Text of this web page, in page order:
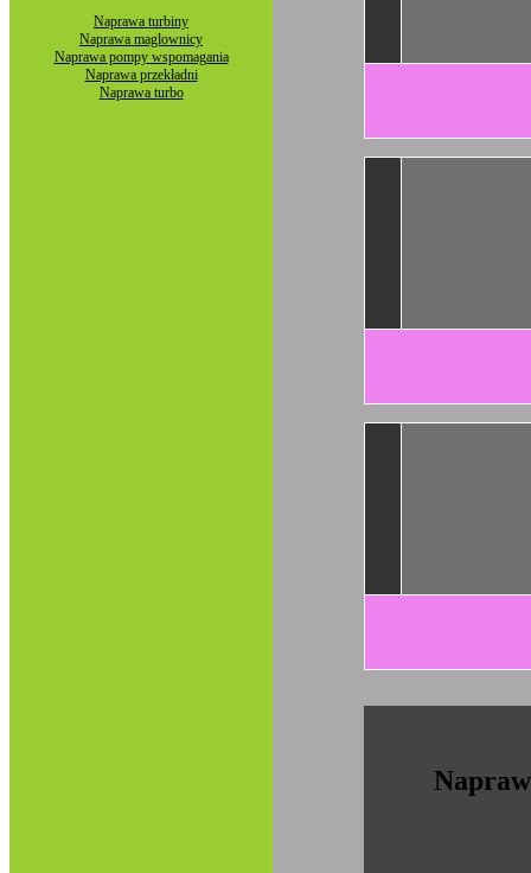
Naprawa turbiny
Naprawa maglownicy
Naprawa pompy wspomagania
Naprawa przekładni
Naprawa turbo